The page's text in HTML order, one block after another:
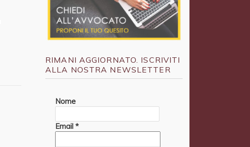
RIMANI AGGIORNATO. ISCRIVITI
ALLA NOSTRA NEWSLETTER
Nome
Email*